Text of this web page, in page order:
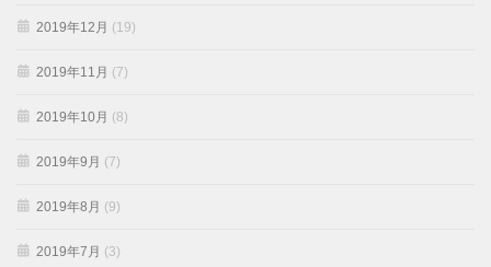
2019年12月 (19)
2019年11月 (7)
2019年10月 (8)
2019年9月 (7)
2019年8月 (9)
2019年7月 (3)